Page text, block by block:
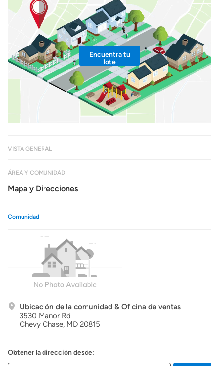
Encuentra tu
lote
VISTA GENERAL
ÁREA Y COMUNIDAD
Mapa y Direcciones
Comunidad
Ubicación de la comunidad & Oficina de ventas
3530 Manor Rd
Chevy Chase, MD 20815
Obtener la dirección desde: